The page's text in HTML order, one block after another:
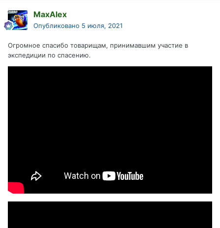
MaxAlex
Опубликовано 5 июля, 2021
Огромное спасибо товарищам, принимавшим участие в
экспедиции по спасению.